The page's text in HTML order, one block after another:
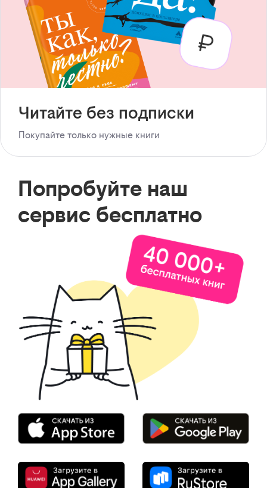
Читайте без подписки
Покупайте только нужные книги
Попробуйте наш
сервис бесплатно